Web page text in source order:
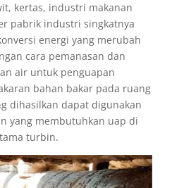
kertas, industri makanan
pabrik industri singkatnya
energi yang merubah
cara pemanasan dan
air untuk penguapan
bahan bakar pada ruang
dihasilkan dapat digunakan
yang membutuhkan uap di
turbin.